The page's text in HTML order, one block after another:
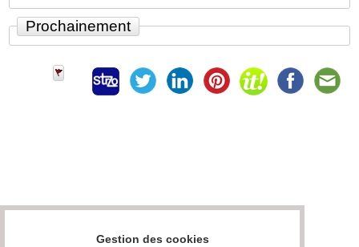
ACCUEIL
Europe
Gazette
Prochainement
Gestion des cookies